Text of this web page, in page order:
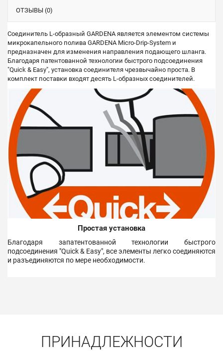
ОТЗЫВЫ (0)
Соединитель L-образный GARDENA является элементом системы
микрокапельного полива GARDENA Micro-Drip-System и
предназначен для изменения направления подающего шланга.
Благодаря патентованной технологии быстрого подсоединения
"Quick & Easy", установка соединителя чрезвычайно проста. В
комплект поставки входят десять L-образных соединителей.
Простая установка
Благодаря запатентованной технологии быстрого
подсоединения "Quick & Easy", все элементы легко соединяются
и разъединяются по мере необходимости.
ПРИНАДЛЕЖНОСТИ